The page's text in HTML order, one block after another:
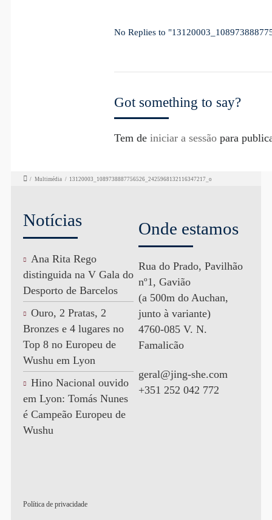
No Replies to
Got something to say?
Tem de iniciar a sessãopara
/ Multimédia / 13120003_1089738887756526_2425968132116347217_o
Notícias
Ana Rita Rego
distinguida na V Gala do
Desporto de Barcelos
Ouro, 2 Pratas, 2
Bronzes e 4 lugares no
Top 8 no Europeu de
Wushu em Lyon
Hino Nacional ouvido
em Lyon: Tomás Nunes
é Campeão Europeu de
Wushu
Onde estamos
Rua do Prado, Pavilhão
nº1, Gavião
(a 500m do Auchan,
junto à variante)
4760-085 V. N.
Famalicão
geral@jing-she.com
+351 252 042 772
Política de privacidade